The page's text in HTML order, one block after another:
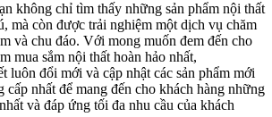
không chỉ tìm thấy những sản phẩm nội thất
mà còn được trải nghiệm một dịch vụ chăm
và chu đáo. Với mong muốn đem đến cho
mua sắm nội thất hoàn hảo nhất,
luôn đổi mới và cập nhật các sản phẩm mới
cấp nhất để mang đến cho khách hàng những
và đáp ứng tối đa nhu cầu của khách